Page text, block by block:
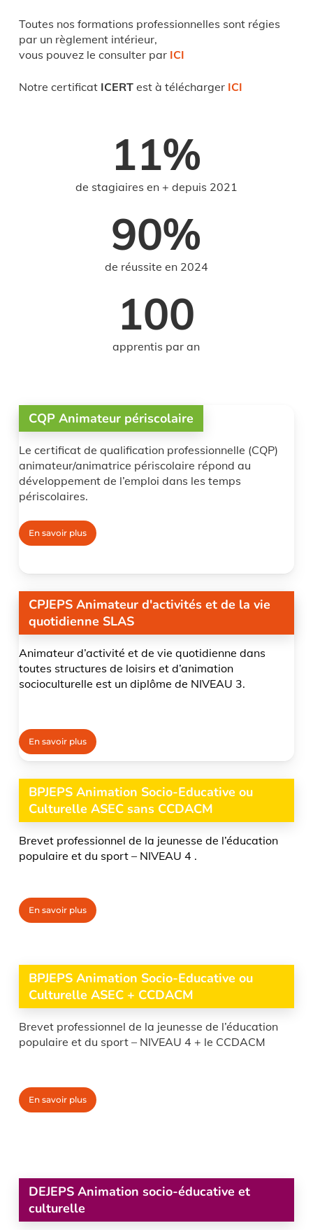
Toutes nos formations professionnelles sont régies
par un règlement intérieur,
vous pouvez le consulter par ICI
Notre certificat ICERTest à télécharger ICI
11%
de stagiaires en + depuis 2021
90%
de réussite en 2024
100
apprentis par an
CQP Animateur périscolaire
Le certificat de qualification professionnelle (CQP)
animateur/animatrice périscolaire répond au
développement de l’emploi dans les temps
périscolaires.
En savoir plus
CPJEPS Animateur d'activités et de la vie
quotidienne SLAS
Animateur d’activité et de vie quotidienne dans
toutes structures de loisirs et d’animation
socioculturelle est un diplôme de NIVEAU 3.
En savoir plus
BPJEPS Animation Socio-Educative ou
Culturelle ASEC sans CCDACM
Brevet professionnel de la jeunesse de l’éducation
populaire et du sport – NIVEAU 4 .
En savoir plus
BPJEPS Animation Socio-Educative ou
Culturelle ASEC + CCDACM
Brevet professionnel de la jeunesse de l’éducation
populaire et du sport – NIVEAU 4 + le CCDACM
En savoir plus
DEJEPS Animation socio-éducative et
culturelle